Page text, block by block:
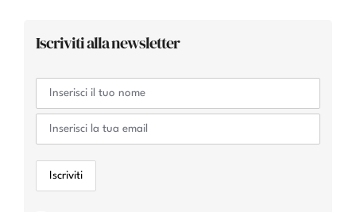
Iscriviti alla newsletter